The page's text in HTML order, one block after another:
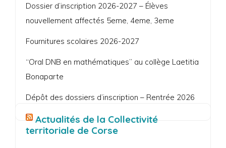
Dossier d’inscription 2026-2027 – Élèves
nouvellement affectés 5eme, 4eme, 3eme
Fournitures scolaires 2026-2027
“Oral DNB en mathématiques” au collège Laetitia
Bonaparte
Dépôt des dossiers d’inscription – Rentrée 2026
Actualités de la Collectivité
territoriale de Corse